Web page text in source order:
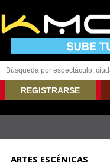
REGISTRARSE
ARTES ESCÉNICAS